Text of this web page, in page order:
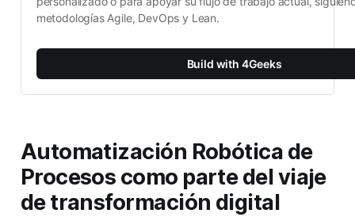
metodologías Agile, DevOps y Lean.
Build with 4Geeks
Automatización Robótica de
Procesos como parte del viaje
de transformación digital